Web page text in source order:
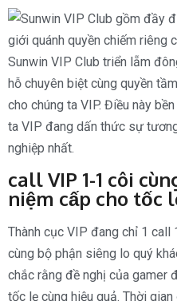
Sunwin VIP Club triển lẵm
hỗ chuyên biệt cùng quyền
cho chúng ta VIP. Điều này
ta VIP đang dấn thức sự
nghiệp nhất.
call VIP 1-1 côi
niệm cấp cho tốc
Thành cục VIP đang chỉ 1 call
cùng bộ phận siêng lo quý
chắc rằng đề nghị của gamer
tốc lẹ cùng hiệu quả. Thời